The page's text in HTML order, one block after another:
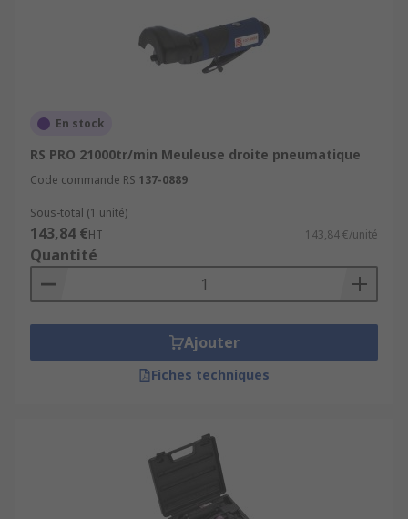
En stock
RS PRO 21000tr/min Meuleuse droite pneumatique
Code commande RS 137-0889
Sous-total (1 unité)
143,84 €HT 143,84 €/unité
Quantité
Ajouter
Fiches techniques